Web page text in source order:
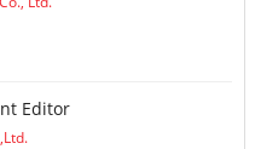
Editor